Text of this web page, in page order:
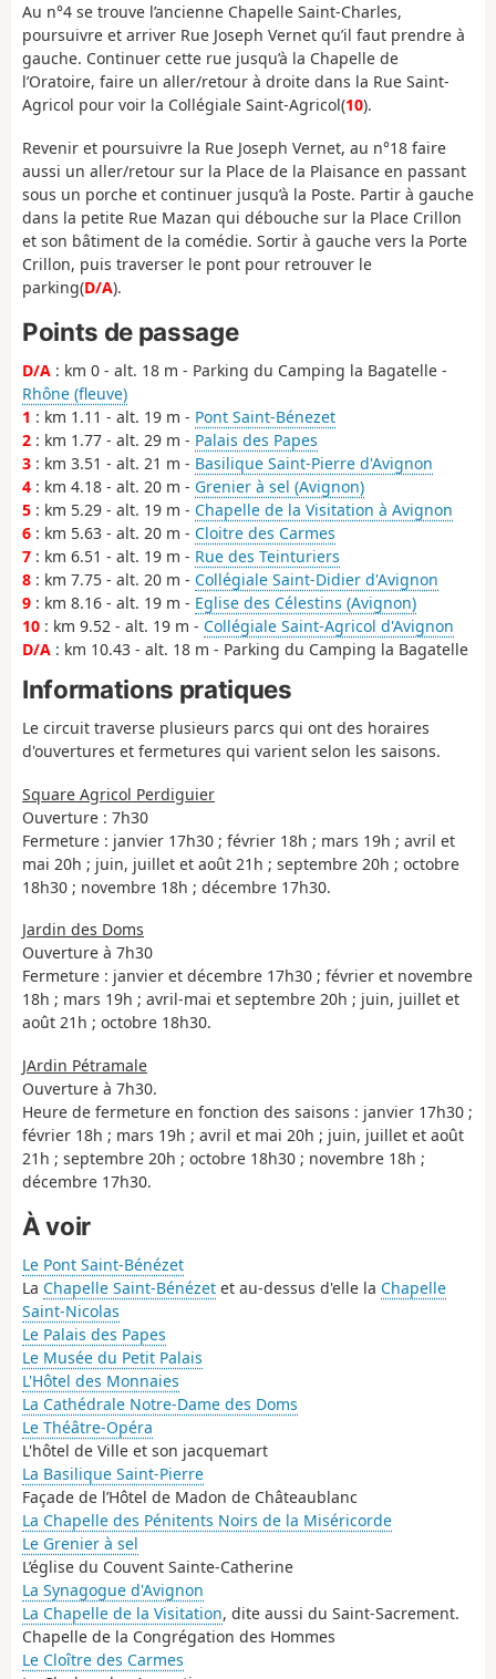
Au n°4 se trouve l’ancienne Chapelle Saint-Charles,
poursuivre et arriver Rue Joseph Vernet qu’il faut prendre à
gauche. Continuer cette rue jusqu’à la Chapelle de
l’Oratoire, faire un aller/retour à droite dans la Rue Saint-
Agricol pour voir la Collégiale Saint-Agricol(10).
Revenir et poursuivre la Rue Joseph Vernet, au n°18 faire
aussi un aller/retour sur la Place de la Plaisance en passant
sous un porche et continuer jusqu’à la Poste. Partir à gauche
dans la petite Rue Mazan qui débouche sur la Place Crillon
et son bâtiment de la comédie. Sortir à gauche vers la Porte
Crillon, puis traverser le pont pour retrouver le
parking(D/A).
Points de passage
D/A : km 0 - alt. 18 m - Parking du Camping la Bagatelle -
Rhône (fleuve)
1 : km 1.11 - alt. 19 m - Pont Saint-Bénezet
2 : km 1.77 - alt. 29 m - Palais des Papes
3 : km 3.51 - alt. 21 m - Basilique Saint-Pierre d'Avignon
4 : km 4.18 - alt. 20 m - Grenier à sel (Avignon)
5 : km 5.29 - alt. 19 m - Chapelle de la Visitation à Avignon
6 : km 5.63 - alt. 20 m - Cloitre des Carmes
7 : km 6.51 - alt. 19 m - Rue des Teinturiers
8 : km 7.75 - alt. 20 m - Collégiale Saint-Didier d'Avignon
9 : km 8.16 - alt. 19 m - Eglise des Célestins (Avignon)
10 : km 9.52 - alt. 19 m - Collégiale Saint-Agricol d'Avignon
D/A : km 10.43 - alt. 18 m - Parking du Camping la Bagatelle
Informations pratiques
Le circuit traverse plusieurs parcs qui ont des horaires
d'ouvertures et fermetures qui varient selon les saisons.
Square Agricol Perdiguier
Ouverture : 7h30
Fermeture : janvier 17h30 ; février 18h ; mars 19h ; avril et
mai 20h ; juin, juillet et août 21h ; septembre 20h ; octobre
18h30 ; novembre 18h ; décembre 17h30.
Jardin des Doms
Ouverture à 7h30
Fermeture : janvier et décembre 17h30 ; février et novembre
18h ; mars 19h ; avril-mai et septembre 20h ; juin, juillet et
août 21h ; octobre 18h30.
JArdin Pétramale
Ouverture à 7h30.
Heure de fermeture en fonction des saisons : janvier 17h30 ;
février 18h ; mars 19h ; avril et mai 20h ; juin, juillet et août
21h ; septembre 20h ; octobre 18h30 ; novembre 18h ;
décembre 17h30.
À voir
Le Pont Saint-Bénézet
La Chapelle Saint-Bénézet et au-dessus d'elle la Chapelle
Saint-Nicolas
Le Palais des Papes
Le Musée du Petit Palais
L'Hôtel des Monnaies
La Cathédrale Notre-Dame des Doms
Le Théâtre-Opéra
L'hôtel de Ville et son jacquemart
La Basilique Saint-Pierre
Façade de l’Hôtel de Madon de Châteaublanc
La Chapelle des Pénitents Noirs de la Miséricorde
Le Grenier à sel
L’église du Couvent Sainte-Catherine
La Synagogue d'Avignon
La Chapelle de la Visitation, dite aussi du Saint-Sacrement.
Chapelle de la Congrégation des Hommes
Le Cloître des Carmes